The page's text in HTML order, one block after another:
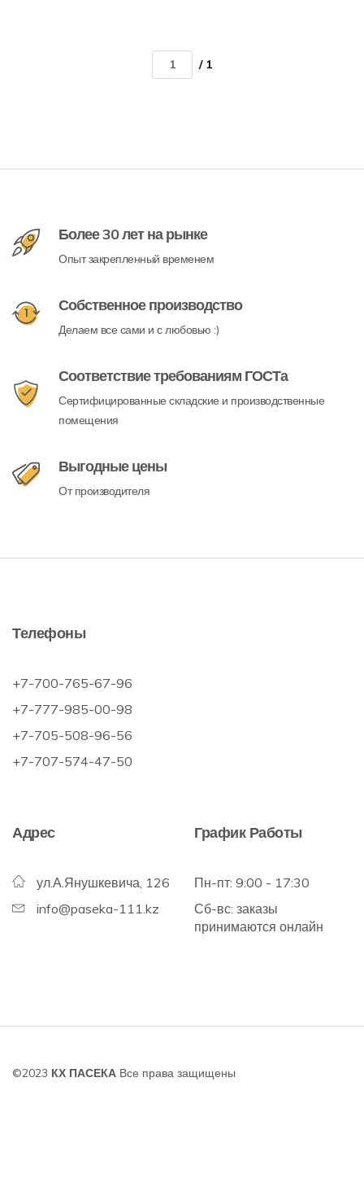
/ 1
Более 30 лет на рынке
Опыт закрепленный временем
Собственное производство
Делаем все сами и с любовью :)
Соответствие требованиям ГОСТа
Сертифицированные складские и производственные
помещения
Выгодные цены
От производителя
Телефоны
+7-700-765-67-96
+7-777-985-00-98
+7-705-508-96-56
+7-707-574-47-50
Адрес
ул.А.Янушкевича, 126
info@paseka-111.kz
График Работы
Пн-пт: 9:00 - 17:30
Сб-вс: заказы
принимаются онлайн
©2023 КХ ПАСЕКА Все права защищены